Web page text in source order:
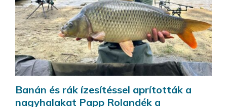
Banán és rák ízesítéssel aprították a
nagyhalakat Papp Rolandék a